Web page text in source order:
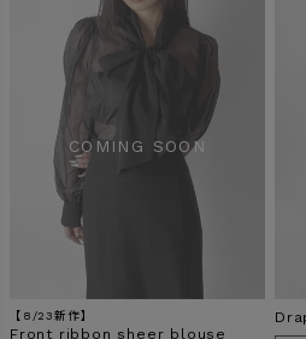
【8/23新作】
Front ribbon sheer blouse